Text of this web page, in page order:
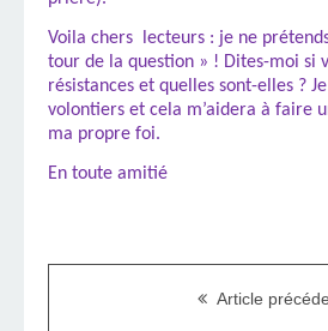
Voila chers
lecteurs : je ne
tour de la question » ! Dites-moi si
résistances et quelles sont-elles ?
volontiers et cela m’aidera à faire
ma propre foi.
En toute amitié
Article